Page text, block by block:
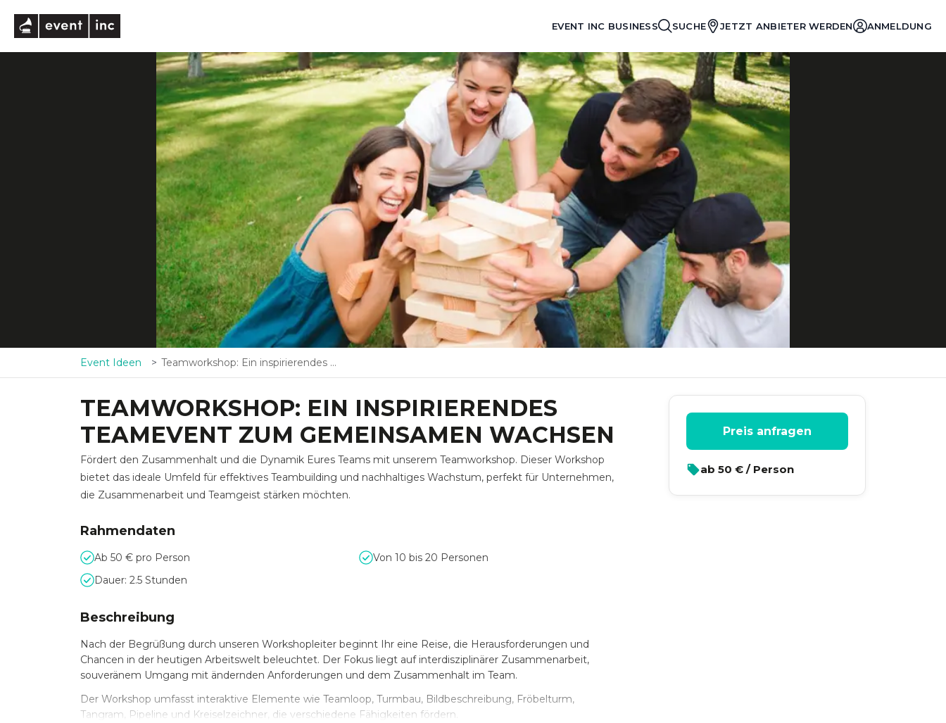
EVENT INC BUSINESS SUCHE JETZT ANBIETER WERDEN ANMELDUNG
Event Ideen Teamworkshop: Ein inspirierendes Teamevent zum gemeinsamen Wachsen
TEAMWORKSHOP: EIN INSPIRIERENDES
TEAMEVENT ZUM GEMEINSAMEN WACHSEN
Fördert den Zusammenhalt und die Dynamik Eures Teams mit unserem Teamworkshop. Dieser Workshop
bietet das ideale Umfeld für effektives Teambuilding und nachhaltiges Wachstum, perfekt für Unternehmen,
die Zusammenarbeit und Teamgeist stärken möchten.
Rahmendaten
Ab 50 € pro Person
Von 10 bis 20 Personen
Dauer: 2.5 Stunden
Beschreibung
Nach der Begrüßung durch unseren Workshopleiter beginnt Ihr eine Reise, die Herausforderungen und
Chancen in der heutigen Arbeitswelt beleuchtet. Der Fokus liegt auf interdisziplinärer Zusammenarbeit,
souveränem Umgang mit ändernden Anforderungen und dem Zusammenhalt im Team.
Der Workshop umfasst interaktive Elemente wie Teamloop, Turmbau, Bildbeschreibung, Fröbelturm,
Tangram, Pipeline und Kreiselzeichner, die verschiedene Fähigkeiten fördern.
Preis anfragen
ab 50 € / Person